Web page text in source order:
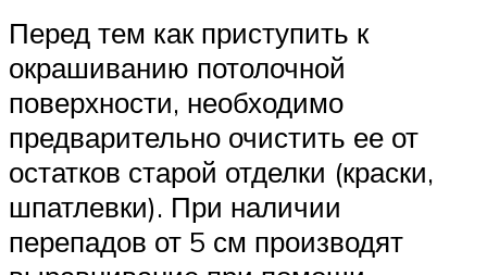
Перед тем как приступить к
окрашиванию потолочной
поверхности, необходимо
предварительно очистить ее от
остатков старой отделки (краски,
шпатлевки). При наличии
перепадов от 5 см производят